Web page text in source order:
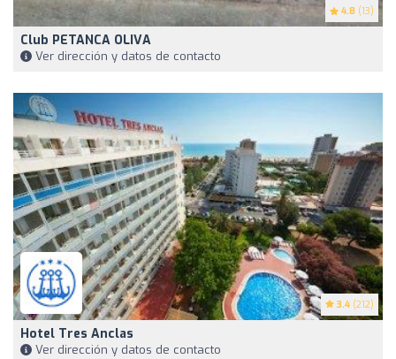
4.8 (13)
Club PETANCA OLIVA
Ver dirección y datos de contacto
3.4 (212)
Hotel Tres Anclas
Ver dirección y datos de contacto